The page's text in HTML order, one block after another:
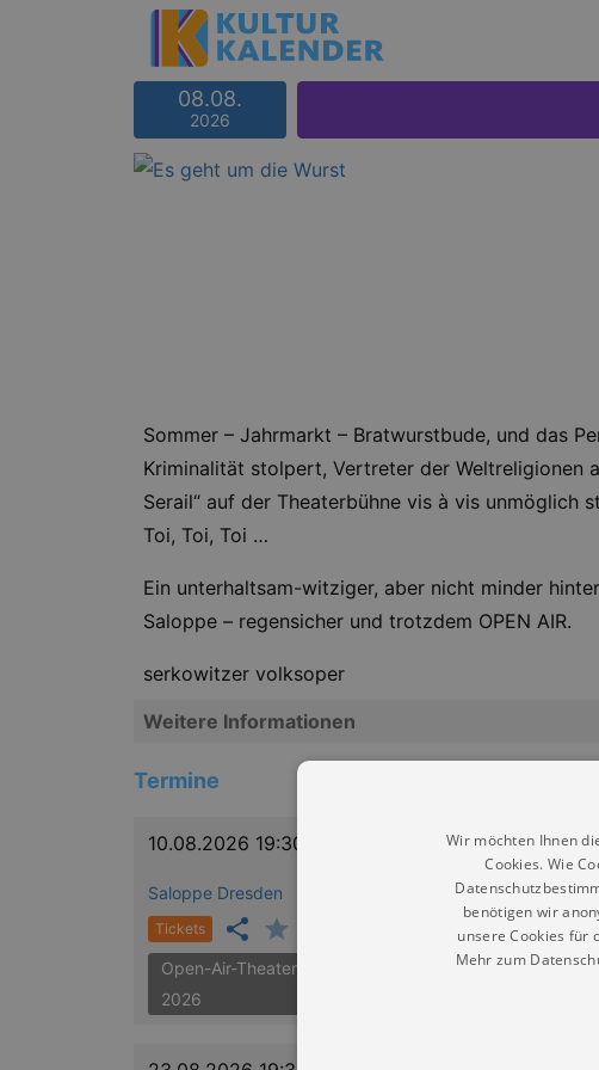
08.08.
2026
Sommer – Jahrmarkt – Bratwurstbude, und das
Kriminalität stolpert, Vertreter der Weltreligionen
Serail“ auf der Theaterbühne vis à vis unmöglich
Toi, Toi, Toi …
Ein unterhaltsam-witziger, aber nicht minder
Saloppe – regensicher und trotzdem OPEN AIR.
serkowitzer volksoper
Weitere Informationen
Termine
10.08.2026 19:30
Saloppe Dresden
Tickets
Open-Air-Theater Dresden
2026
Wir möchten Ihnen
Cookies. Wie
benötigen wir
unsere Cookies für
Mehr zum